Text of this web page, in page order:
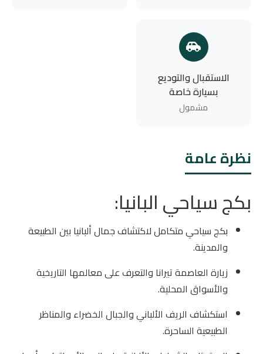
الاستقبال والتوديع
بسيارة خاصة
مشمول
نظرة عامة
بكج سياحي البانيا:
بكج سياحي متكامل لاكتشاف جمال ألبانيا بين الطبيعة
والمدينة.
زيارة العاصمة تيرانا والتعرف على معالمها التاريخية
والأسواق المحلية.
استكشاف الريف الألباني والجبال الخضراء والمناظر
الطبيعية الساحرة.